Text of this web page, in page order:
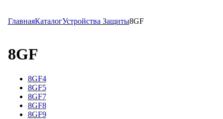
ГлавнаяКаталогУстройства Защиты8GF
8GF
8GF4
8GF5
8GF7
8GF8
8GF9